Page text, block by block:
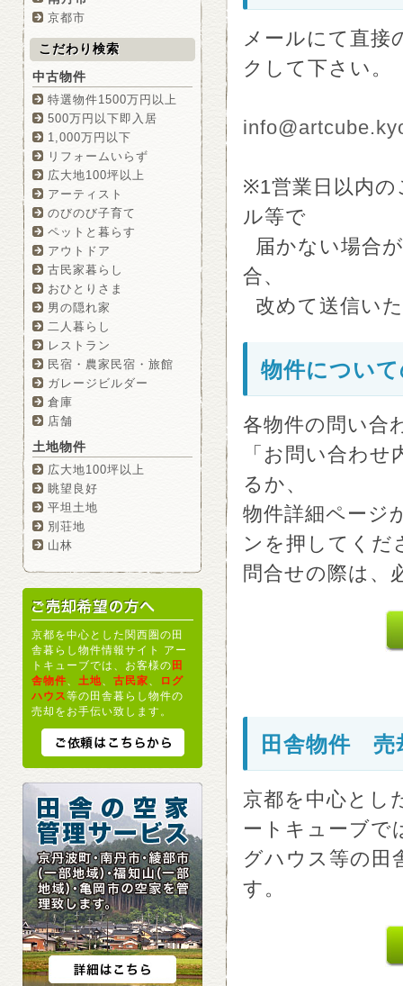
メールにて直接
クして下さい。
※1営業日以内の
ル等で
届かない場合
合、
改めて送信い
物件につい
各物件の問い合
「お問い合わ
るか、
物件詳細ページ
ンを押してくだ
問合せの際は、
田舎物件 売
京都を中心とし
ートキューブで
グハウス等の田
す。
京都市
こだわり検索
中古物件
特選物件1500万円以上
500万円以下即入居
1,000万円以下
リフォームいらず
広大地100坪以上
アーティスト
のびのび子育て
ペットと暮らす
アウトドア
古民家暮らし
おひとりさま
男の隠れ家
二人暮らし
レストラン
民宿・農家民宿・旅館
ガレージビルダー
倉庫
店舗
土地物件
広大地100坪以上
眺望良好
平坦土地
別荘地
山林
京都を中心とした関西圏の田
舎暮らし物件情報サイト アー
トキューブでは、お客様の田
舎物件
土地 古民家
ログ
ハウス等の田舎暮らし物件の
売却をお手伝い致します。